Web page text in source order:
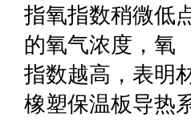
指氧指数稍微低
的氧气浓度，氧
指数越高，表明
橡塑保温板导热